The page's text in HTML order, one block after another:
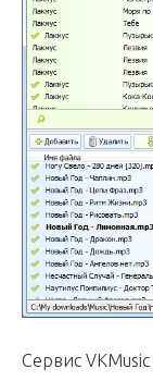
Сервис VKMusic